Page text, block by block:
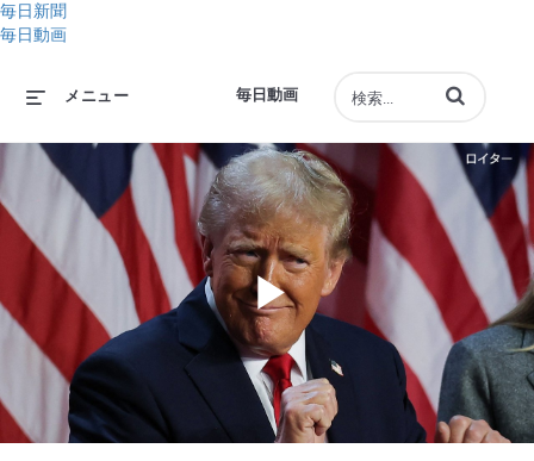
毎日新聞
毎日動画
毎日動画
メニュー 動画の検索語句
Play